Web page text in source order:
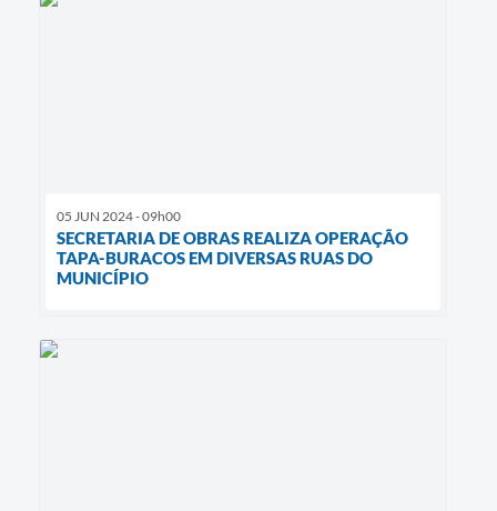
05 JUN 2024 - 09h00
SECRETARIA DE OBRAS REALIZA OPERAÇÃO
TAPA-BURACOS EM DIVERSAS RUAS DO
MUNICÍPIO